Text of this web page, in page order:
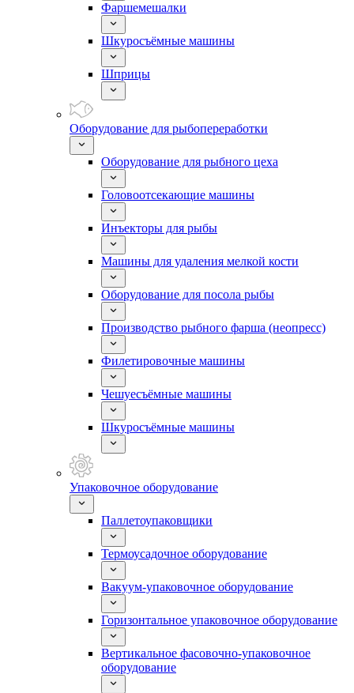
Фаршемешалки
Шкуросъёмные машины
Шприцы
Оборудование для рыбопереработки
Оборудование для рыбного цеха
Головоотсекающие машины
Инъекторы для рыбы
Машины для удаления мелкой кости
Оборудование для посола рыбы
Производство рыбного фарша (неопресс)
Филетировочные машины
Чешуесъёмные машины
Шкуросъёмные машины
Упаковочное оборудование
Паллетоупаковщики
Термоусадочное оборудование
Вакуум-упаковочное оборудование
Горизонтальное упаковочное оборудование
Вертикальное фасовочно-упаковочное
оборудование